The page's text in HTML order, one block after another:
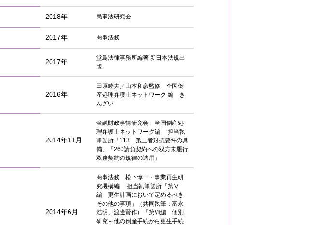
2018年 民事法研究会
2017年 商事法務
2017年
堂島法律事務所編著 新日本法規出
版
2016年
田原睦夫／山本和彦監修 全国倒
産処理弁護士ネットワーク 編 き
んざい
2014年11月
金融財政事情研究会 全国倒産処
理弁護士ネットワーク編 担当執
筆箇所「113 第三者対抗要件の具
備」「260請負契約への双方未履行
双務契約の規律の適用」
2014年6月
商事法務 松下惇一・事業再生研
究機構編 担当執筆箇所「第Ⅴ
編 更生計画において定めるべき
その他の事項」（共同執筆：富永
浩明、渡邊賢作）「第Ⅶ編 個別
研究～他の倒産手続から更生手続